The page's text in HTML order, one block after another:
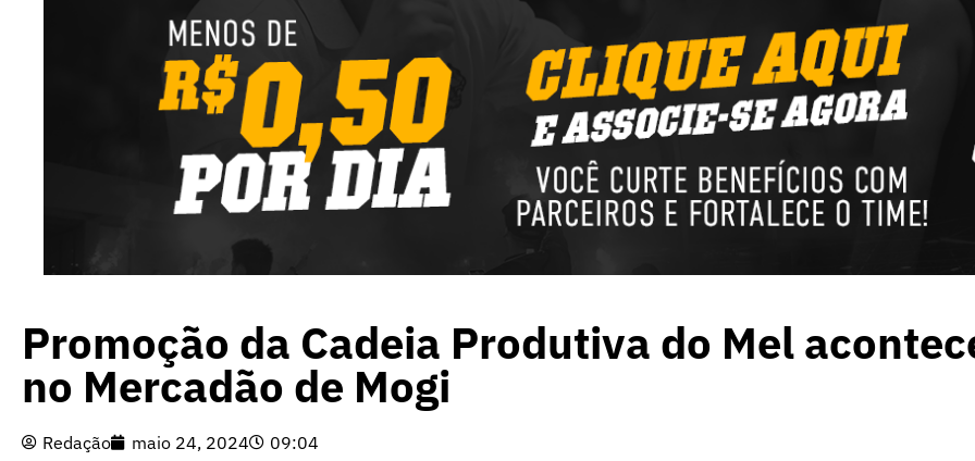
Promoção da Cadeia Produtiva do Mel
no Mercadão de Mogi
Redação maio 24, 2024 09:04